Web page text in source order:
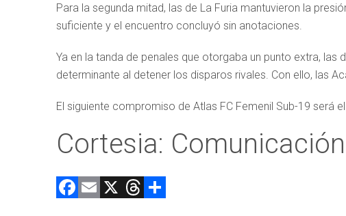
Para la segunda mitad, las de La Furia mantuvieron la
suficiente y el encuentro concluyó sin anotaciones.
Ya en la tanda de penales que otorgaba un punto extra,
determinante al detener los disparos rivales. Con ello, las
El siguiente compromiso de Atlas FC Femenil Sub-19 será
Cortesia:
F E X T